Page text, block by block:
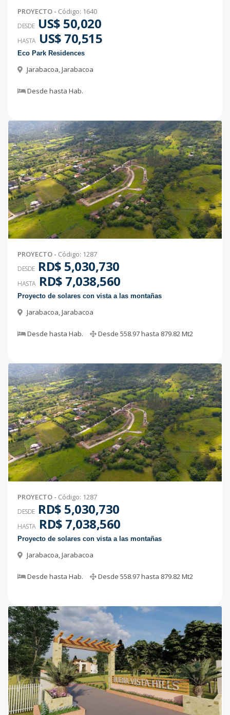
PROYECTO - Código: 1640
DESDE US$ 50,020
HASTA US$ 70,515
Eco Park Residences
Jarabacoa,Jarabacoa
Desde hasta Hab.
PROYECTO - Código: 1287
DESDE RD$ 5,030,730
HASTA RD$ 7,038,560
Proyecto de solares con vista a las montañas
Jarabacoa,Jarabacoa
Desde hasta Hab. Desde 558.97hasta 879.82Mt2
PROYECTO - Código: 1287
DESDE RD$ 5,030,730
HASTA RD$ 7,038,560
Proyecto de solares con vista a las montañas
Jarabacoa,Jarabacoa
Desde hasta Hab. Desde 558.97hasta 879.82Mt2